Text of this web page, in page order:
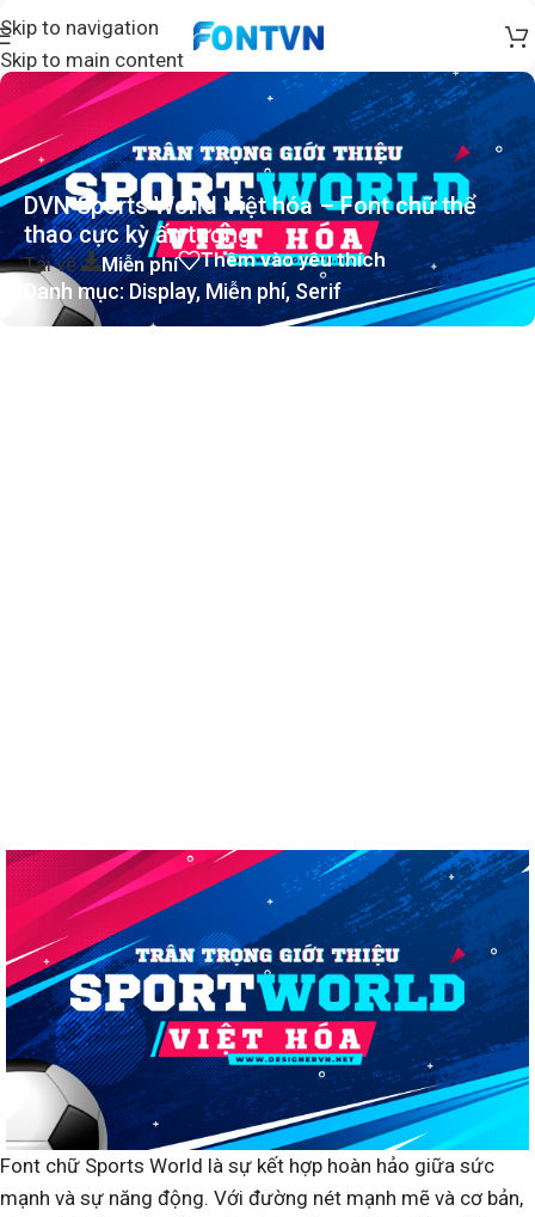
Skip to navigation
Skip to main content
DVN Sports World Việt hóa – Font chữ thể
thao cực kỳ ấn tượng
Tải về Miễn phí Thêm vào yêu thích
Danh mục:Display,Miễn phí,Serif
Font chữ Sports World là sự kết hợp hoàn hảo giữa sức
mạnh và sự năng động. Với đường nét mạnh mẽ và cơ bản,